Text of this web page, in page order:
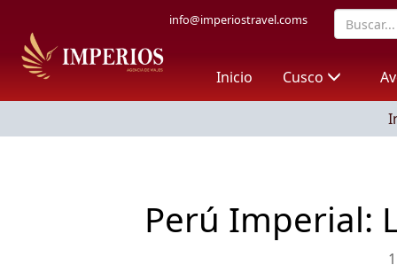
info@imperiostravel.coms
Inicio Cusco
Perú Imperial: